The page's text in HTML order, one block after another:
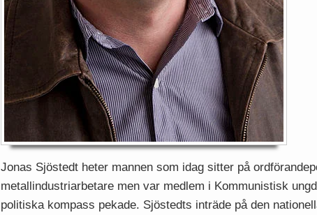
Jonas Sjöstedt heter mannen som idag sitter på
metallindustriarbetare men var medlem i Kommunistisk
politiska kompass pekade. Sjöstedts inträde på den